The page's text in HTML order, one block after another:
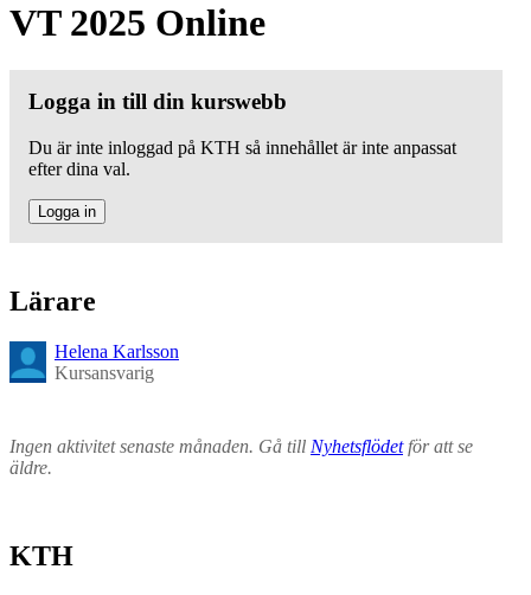
VT 2025 Online
Logga in till din kurswebb
Du är inte inloggad på KTH så innehållet är inte anpassat
efter dina val.
Logga in
Lärare
Helena Karlsson
Kursansvarig
Ingen aktivitet senaste månaden. Gå till Nyhetsflödetför att se
äldre.
KTH